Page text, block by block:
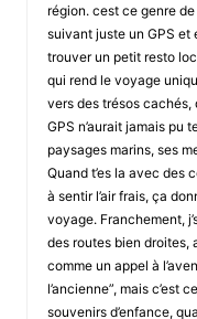
région. cest ce genre
suivant juste un GPS et
trouver un petit resto
qui rend le voyage
vers des trésos cachés,
GPS n’aurait jamais pu
paysages marins, ses
Quand t’es la avec des
à sentir l’air frais, ça
voyage. Franchement,
des routes bien droites,
comme un appel à
l’ancienne”, mais c’est
souvenirs d’enfance,